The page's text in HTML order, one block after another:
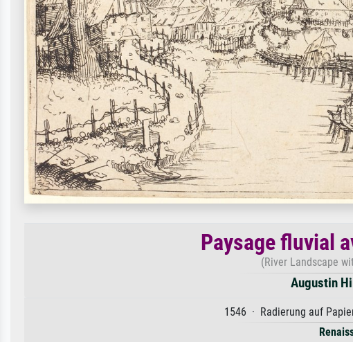
Paysage fluvial
(River Landscape
Augustin
1546 · Radierung auf